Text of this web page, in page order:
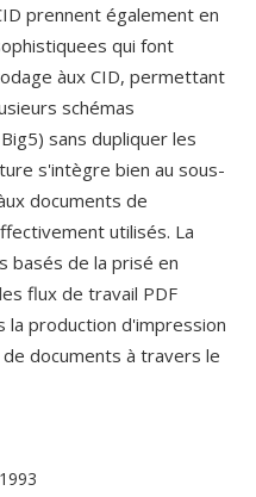
prennent également en
qui font
àux CID, permettant
schémas
sans dupliquer les
s'intègre bien au sous-
documents de
utilisés. La
basés de la prisé en
flux de travail PDF
production d'impression
documents à travers le